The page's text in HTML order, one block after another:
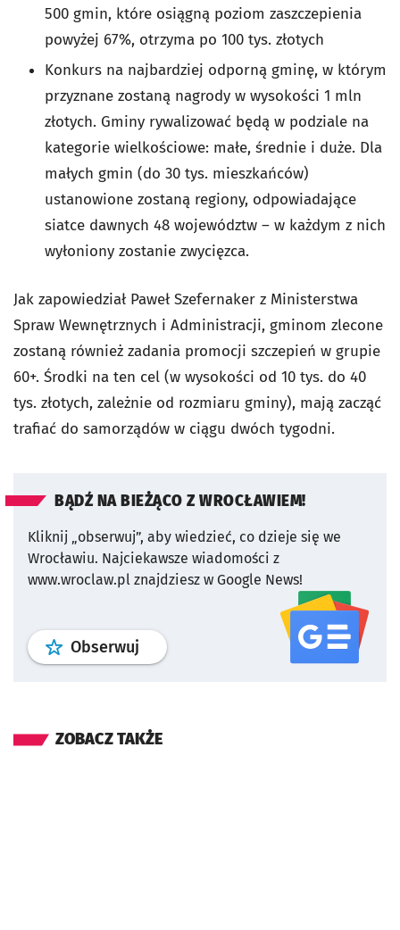
500 gmin, które osiągną poziom zaszczepienia
powyżej 67%, otrzyma po 100 tys. złotych
Konkurs na najbardziej odporną gminę, w którym
przyznane zostaną nagrody w wysokości 1 mln
złotych. Gminy rywalizować będą w podziale na
kategorie wielkościowe: małe, średnie i duże. Dla
małych gmin (do 30 tys. mieszkańców)
ustanowione zostaną regiony, odpowiadające
siatce dawnych 48 województw – w każdym z nich
wyłoniony zostanie zwycięzca.
Jak zapowiedział Paweł Szefernaker z Ministerstwa
Spraw Wewnętrznych i Administracji, gminom zlecone
zostaną również zadania promocji szczepień w grupie
60+. Środki na ten cel (w wysokości od 10 tys. do 40
tys. złotych, zależnie od rozmiaru gminy), mają zacząć
trafiać do samorządów w ciągu dwóch tygodni.
BĄDŹ NA BIEŻĄCO Z WROCŁAWIEM!
Kliknij „obserwuj”, aby wiedzieć, co dzieje się we
Wrocławiu. Najciekawsze wiadomości z
www.wroclaw.pl znajdziesz w Google News!
Obserwuj profil serwisu
ZOBACZ TAKŻE